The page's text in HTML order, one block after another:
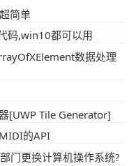
简单
码,win10都可以用
数据处理
[UWP Tile Generator]
的API
门更换计算机操作系统?